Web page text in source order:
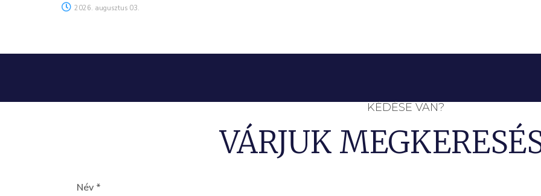
2026. augusztus 03.
KÉDÉSE VAN?
VÁRJUK